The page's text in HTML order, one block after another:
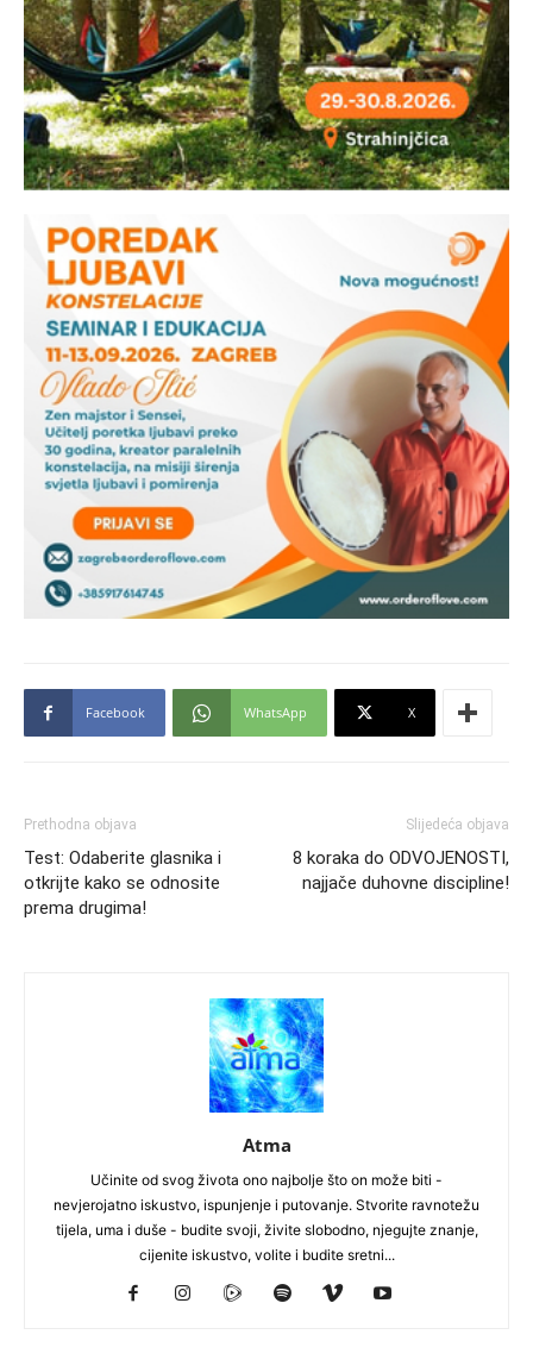
Facebook WhatsApp X
Prethodna objava
Test: Odaberite glasnika i
otkrijte kako se odnosite
prema drugima!
Slijedeća objava
8 koraka do ODVOJENOSTI,
najjače duhovne discipline!
Atma
Učinite od svog života ono najbolje što on može biti -
nevjerojatno iskustvo, ispunjenje i putovanje. Stvorite ravnotežu
tijela, uma i duše - budite svoji, živite slobodno, njegujte znanje,
cijenite iskustvo, volite i budite sretni...